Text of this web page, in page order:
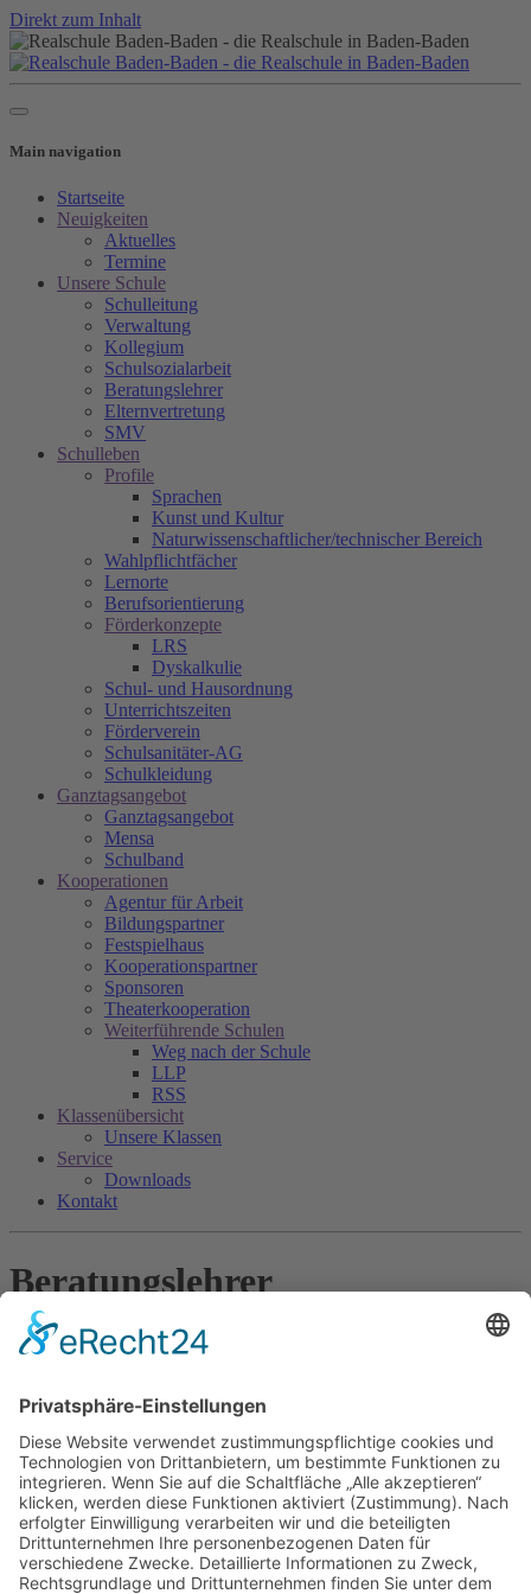
Direkt zum Inhalt
Main navigation
Startseite
Neuigkeiten
Aktuelles
Termine
Unsere Schule
Schulleitung
Verwaltung
Kollegium
Schulsozialarbeit
Beratungslehrer
Elternvertretung
SMV
Schulleben
Profile
Sprachen
Kunst und Kultur
Naturwissenschaftlicher/technischer Bereich
Wahlpflichtfächer
Lernorte
Berufsorientierung
Förderkonzepte
LRS
Dyskalkulie
Schul- und Hausordnung
Unterrichtszeiten
Förderverein
Schulsanitäter-AG
Schulkleidung
Ganztagsangebot
Ganztagsangebot
Mensa
Schulband
Kooperationen
Agentur für Arbeit
Bildungspartner
Festspielhaus
Kooperationspartner
Sponsoren
Theaterkooperation
Weiterführende Schulen
Weg nach der Schule
LLP
RSS
Klassenübersicht
Unsere Klassen
Service
Downloads
Kontakt
Beratungslehrer
Beratungslehrer
Telefon:
07221 9323-56
christoph.keppler@zsl-rska.de
Keppler Beratungslehrer